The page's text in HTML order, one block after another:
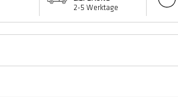
2-5 Werktage